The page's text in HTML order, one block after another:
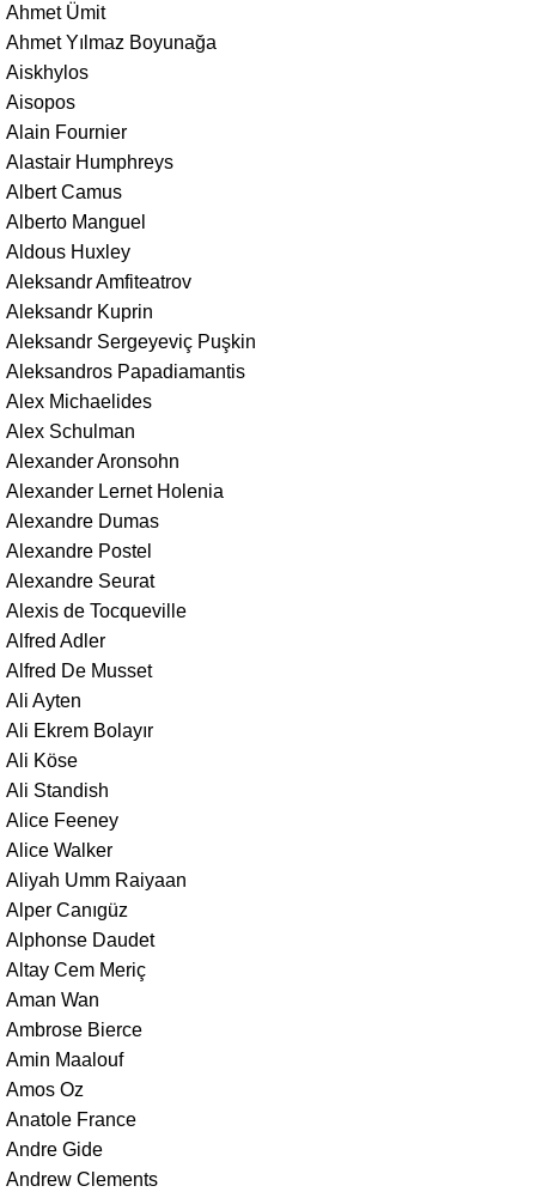
Ahmet Ümit
Ahmet Yılmaz Boyunağa
Aiskhylos
Aisopos
Alain Fournier
Alastair Humphreys
Albert Camus
Alberto Manguel
Aldous Huxley
Aleksandr Amfiteatrov
Aleksandr Kuprin
Aleksandr Sergeyeviç Puşkin
Aleksandros Papadiamantis
Alex Michaelides
Alex Schulman
Alexander Aronsohn
Alexander Lernet Holenia
Alexandre Dumas
Alexandre Postel
Alexandre Seurat
Alexis de Tocqueville
Alfred Adler
Alfred De Musset
Ali Ayten
Ali Ekrem Bolayır
Ali Köse
Ali Standish
Alice Feeney
Alice Walker
Aliyah Umm Raiyaan
Alper Canıgüz
Alphonse Daudet
Altay Cem Meriç
Aman Wan
Ambrose Bierce
Amin Maalouf
Amos Oz
Anatole France
Andre Gide
Andrew Clements